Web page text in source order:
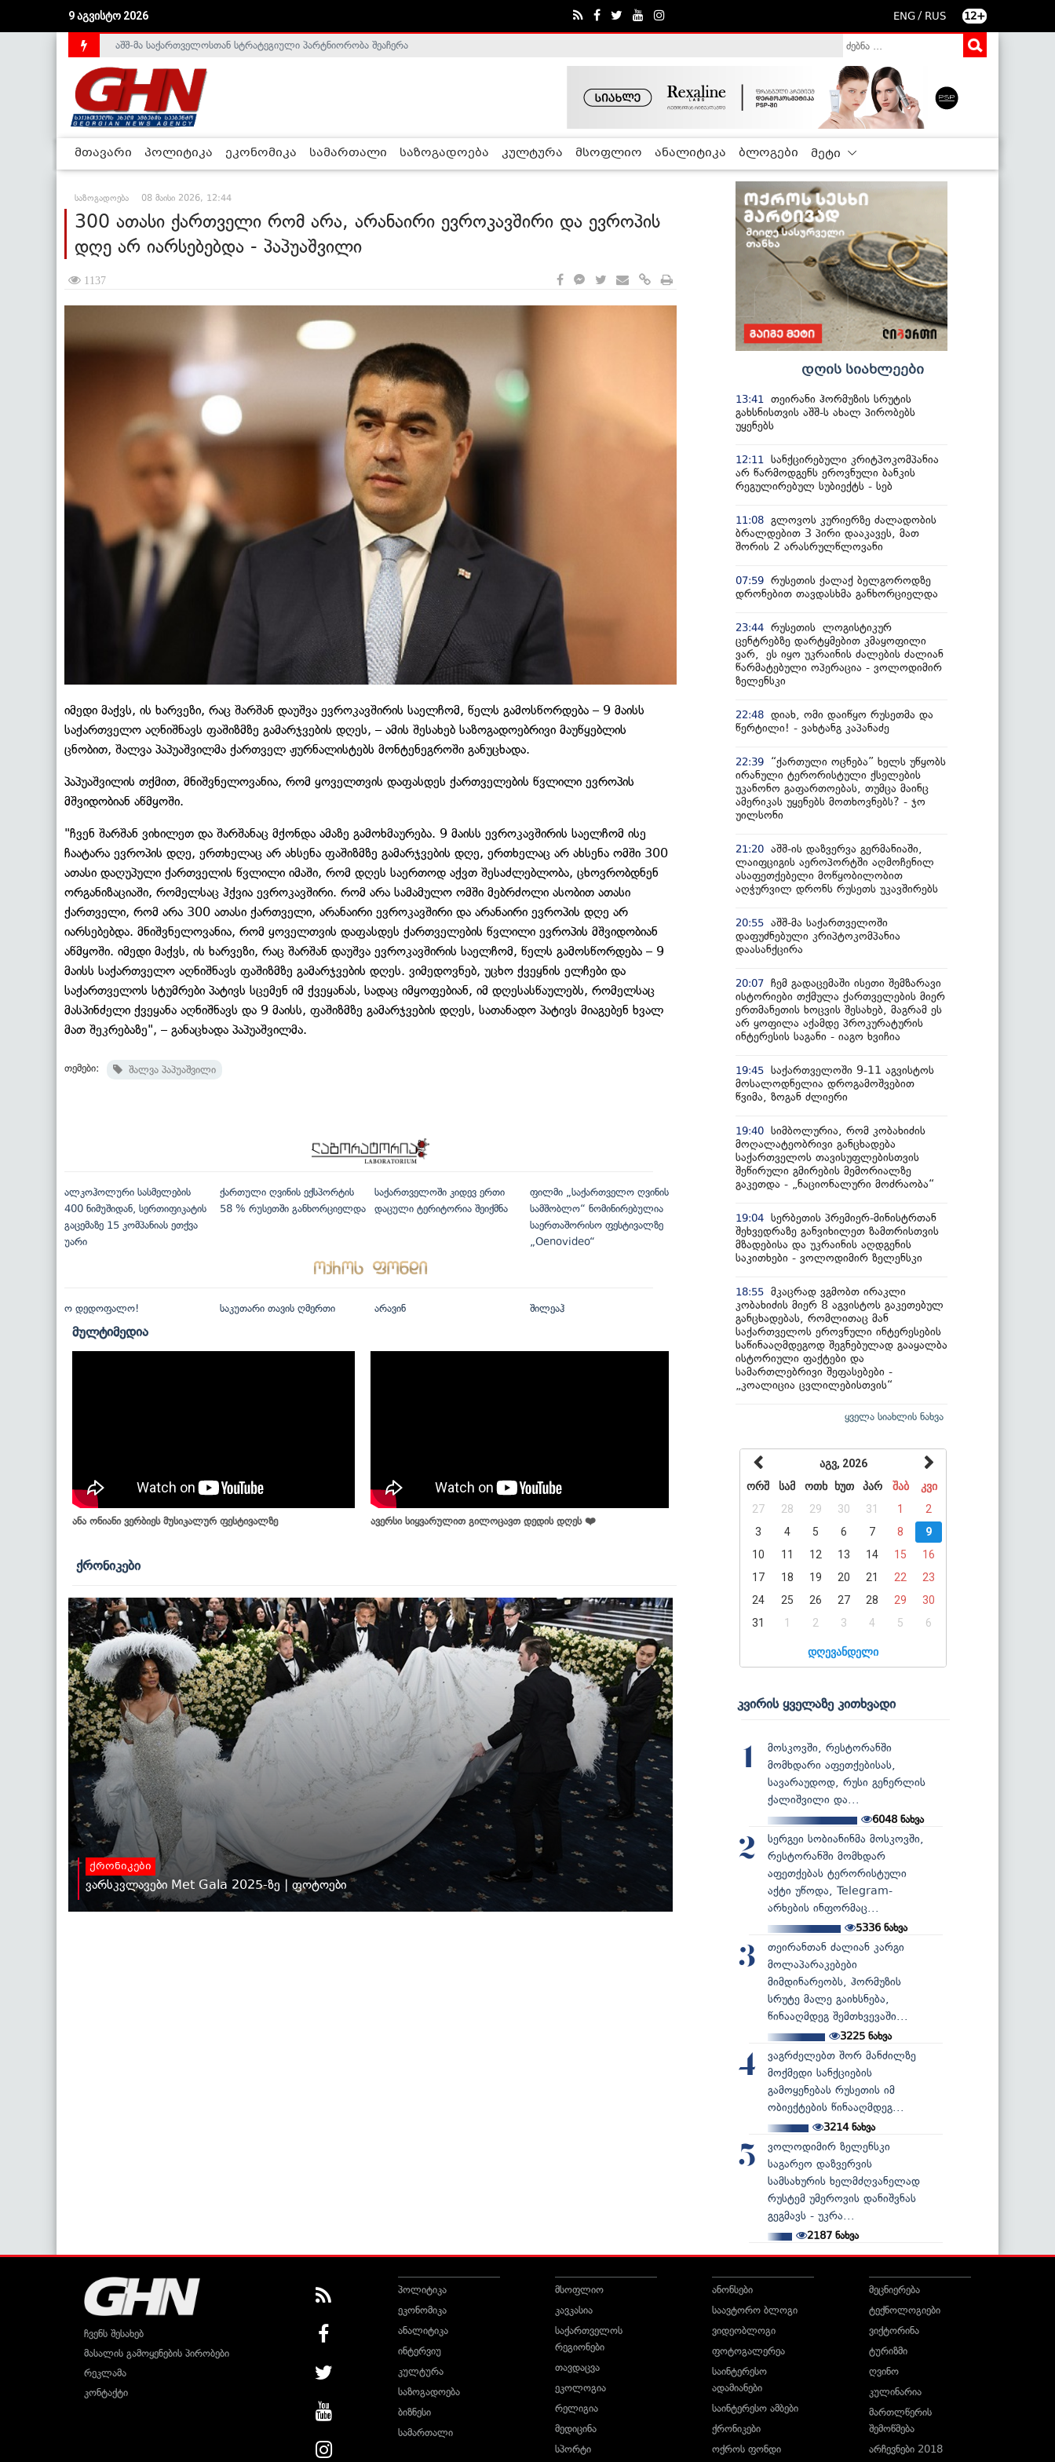
9 აგვისტო 2026 ENG / RUS 12+
საქართველოს დე-ფაქტო მთავრობა არალეგიტიმურია - ჰელსინკის კომისია
აშშ-მა საქართველოსთან სტრატეგიული პარტნიორობა შეაჩერა
მთავარი პოლიტიკა ეკონომიკა სამართალი საზოგადოება კულტურა მსოფლიო ანალიტიკა ბლოგები მეტი
საზოგადოება 08 მაისი 2026, 12:44
300 ათასი ქართველი რომ არა, არანაირი ევროკავშირი და ევროპის
დღე არ იარსებებდა - პაპუაშვილი
1137
იმედი მაქვს, ის ხარვეზი, რაც შარშან დაუშვა ევროკავშირის საელჩომ, წელს გამოსწორდება – 9 მაისს
საქართველო აღნიშნავს ფაშიზმზე გამარჯვების დღეს, – ამის შესახებ საზოგადოებრივი მაუწყებლის
ცნობით, შალვა პაპუაშვილმა ქართველ ჟურნალისტებს მონტენეგროში განუცხადა.
პაპუაშვილის თქმით, მნიშვნელოვანია, რომ ყოველთვის დაფასდეს ქართველების წვლილი ევროპის
მშვიდობიან აწმყოში.
"ჩვენ შარშან ვიხილეთ და შარშანაც მქონდა ამაზე გამოხმაურება. 9 მაისს ევროკავშირის საელჩომ ისე
ჩაატარა ევროპის დღე, ერთხელაც არ ახსენა ფაშიზმზე გამარჯვების დღე, ერთხელაც არ ახსენა ომში 300
ათასი დაღუპული ქართველის წვლილი იმაში, რომ დღეს საერთოდ აქვთ შესაძლებლობა, ცხოვრობდნენ
ორგანიზაციაში, რომელსაც ჰქვია ევროკავშირი. რომ არა სამამულო ომში მებრძოლი ასობით ათასი
ქართველი, რომ არა 300 ათასი ქართველი, არანაირი ევროკავშირი და არანაირი ევროპის დღე არ
იარსებებდა. მნიშვნელოვანია, რომ ყოველთვის დაფასდეს ქართველების წვლილი ევროპის მშვიდობიან
აწმყოში. იმედი მაქვს, ის ხარვეზი, რაც შარშან დაუშვა ევროკავშირის საელჩომ, წელს გამოსწორდება – 9
მაისს საქართველო აღნიშნავს ფაშიზმზე გამარჯვების დღეს. ვიმედოვნებ, უცხო ქვეყნის ელჩები და
საქართველოს სტუმრები პატივს სცემენ იმ ქვეყანას, სადაც იმყოფებიან, იმ დღესასწაულებს, რომელსაც
მასპინძელი ქვეყანა აღნიშნავს და 9 მაისს, ფაშიზმზე გამარჯვების დღეს, სათანადო პატივს მიაგებენ ხვალ
მათ შეკრებაზე", – განაცხადა პაპუაშვილმა.
თემები: შალვა პაპუაშვილი
ალკოჰოლური სასმელების
400 ნიმუშიდან, სერთიფიკატის
გაცემაზე 15 კომპანიას ეთქვა
უარი
ქართული ღვინის ექსპორტის
58 % რუსეთში განხორციელდა
საქართველოში კიდევ ერთი
დაცული ტერიტორია შეიქმნა
ფილმი „საქართველო ღვინის
სამშობლო“ ნომინირებულია
საერთაშორისო ფესტივალზე
„Oenovideo“
ო დედოფალო! საკუთარი თავის ღმერთი არავინ შილეაჰ
მულტიმედია
ანა ონიანი ვერბიეს მუსიკალურ ფესტივალზე ავერსი სიყვარულით გილოცავთ დედის დღეს ❤️
ქრონიკები
ქრონიკები
ვარსკვლავები Met Gala 2025-ზე | ფოტოები
დღის სიახლეები
13:41
თეირანი ჰორმუზის სრუტის
გახსნისთვის აშშ-ს ახალ პირობებს
უყენებს
12:11
სანქცირებული კრიტპოკომპანია
არ წარმოდგენს ეროვნული ბანკის
რეგულირებულ სუბიექტს - სებ
11:08 გლოვოს კურიერზე ძალადობის
ბრალდებით 3 პირი დააკავეს, მათ
შორის 2 არასრულწლოვანი
07:59 რუსეთის ქალაქ ბელგოროდზე
დრონებით თავდასხმა განხორციელდა
23:44 რუსეთის ლოგისტიკურ
ცენტრებზე დარტყმებით კმაყოფილი
ვარ, ეს იყო უკრაინის ძალების ძალიან
წარმატებული ოპერაცია - ვოლოდიმირ
ზელენსკი
22:48 დიახ, ომი დაიწყო რუსეთმა და
წერტილი! - ვახტანგ კაპანაძე
22:39
“ქართული ოცნება” ხელს უწყობს
ირანული ტერორისტული ქსელების
უკანონო გაფართოებას, თუმცა მაინც
ამერიკას უყენებს მოთხოვნებს? - ჯო
უილსონი
21:20 აშშ-ის დაზვერვა გერმანიაში,
ლაიფციგის აეროპორტში აღმოჩენილ
ასაფეთქებელი მოწყობილობით
აღჭურვილ დრონს რუსეთს უკავშირებს
20:55 აშშ-მა საქართველოში
დაფუძნებული კრიპტოკომპანია
დაასანქცირა
20:07 ჩემ გადაცემაში ისეთი შემზარავი
ისტორიები თქმულა ქართველების მიერ
ერთმანეთის ხოცვის შესახებ, მაგრამ ეს
არ ყოფილა აქამდე პროკურატურის
ინტერესის საგანი - იაგო ხვიჩია
19:45 საქართველოში 9-11 აგვისტოს
მოსალოდნელია დროგამოშვებით
წვიმა, ზოგან ძლიერი
19:40 სიმბოლურია, რომ კობახიძის
მოღალატეობრივი განცხადება
საქართველოს თავისუფლებისთვის
შეწირული გმირების მემორიალზე
გაკეთდა - „ნაციონალური მოძრაობა“
19:04 სერბეთის პრემიერ-მინისტრთან
შეხვედრაზე განვიხილეთ ზამთრისთვის
მზადებისა და უკრაინის აღდგენის
საკითხები - ვოლოდიმირ ზელენსკი
18:55 მკაცრად ვგმობთ ირაკლი
კობახიძის მიერ 8 აგვისტოს გაკეთებულ
განცხადებას, რომლითაც მან
საქართველოს ეროვნული ინტერესების
საწინააღმდეგოდ შეგნებულად გააყალბა
ისტორიული ფაქტები და
სამართლებრივი შეფასებები -
„კოალიცია ცვლილებისთვის“
ყველა სიახლის ნახვა
აგვ, 2026
ორშ
სამ ოთხ ხუთ პარ შაბ
კვი
27
28 29 30 31 1
2
3
4 5 6 7 8
9
10
11 12 13 14 15
16
17
18 19 20 21 22
23
24
25 26 27 28 29
30
31
1 2 3 4 5 6
დღევანდელი
კვირის ყველაზე კითხვადი
1
მოსკოვში, რესტორანში
მომხდარი აფეთქებისას,
სავარაუდოდ, რუსი გენერლის
ქალიშვილი და...
6048 ნახვა
2
სერგეი სობიანინმა მოსკოვში,
რესტორანში მომხდარ
აფეთქებას ტერორისტული
აქტი უწოდა, Telegram-
არხების ინფორმაც...
5336ნახვა
3
თეირანთან ძალიან კარგი
მოლაპარაკებები
მიმდინარეობს, ჰორმუზის
სრუტე მალე გაიხსნება,
წინააღმდეგ შემთხვევაში...
3225ნახვა
4
ვაგრძელებთ შორ მანძილზე
მოქმედი სანქციების
გამოყენებას რუსეთის იმ
ობიექტების წინააღმდეგ...
3214ნახვა
5
ვოლოდიმირ ზელენსკი
საგარეო დაზვერვის
სამსახურის ხელმძღვანელად
რუსტემ უმეროვის დანიშვნას
გეგმავს - უკრა...
2187 ნახვა
ჩვენს შესახებ
მასალის გამოყენების პირობები
რეკლამა
კონტაქტი
პოლიტიკა
ეკონომიკა
ანალიტიკა
ინტერვიუ
კულტურა
საზოგადოება
ბიზნესი
სამართალი
მსოფლიო
კავკასია
საქართველოს
რეგიონები
თავდაცვა
ეკოლოგია
რელიგია
მედიცინა
სპორტი
ანონსები
საავტორო ბლოგი
ვიდეობლოგი
ფოტოგალერეა
საინტერესო
ადამიანები
საინტერესო ამბები
ქრონიკები
ოქროს ფონდი
მეცნიერება
ტექნოლოგიები
ვიქტორინა
ტურიზმი
ღვინო
კულინარია
მართლწერის
შემოწმება
არჩევნები 2018